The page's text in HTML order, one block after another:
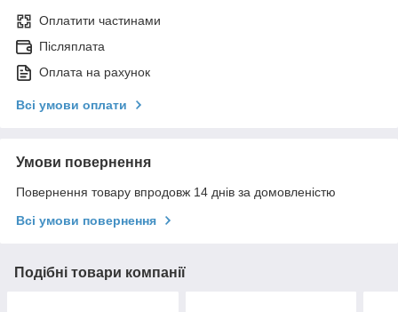
Оплатити частинами
Післяплата
Оплата на рахунок
Всі умови оплати
Умови повернення
Повернення товару впродовж 14 днів за домовленістю
Всі умови повернення
Подібні товари компанії